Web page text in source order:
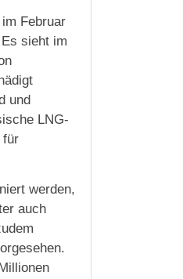
Februar
sieht im
und
LNG-
für
werden,
auch